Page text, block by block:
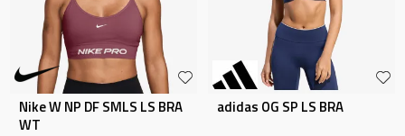
Nike W NP DF SMLS LS BRA
WT
adidas OG SP LS BRA